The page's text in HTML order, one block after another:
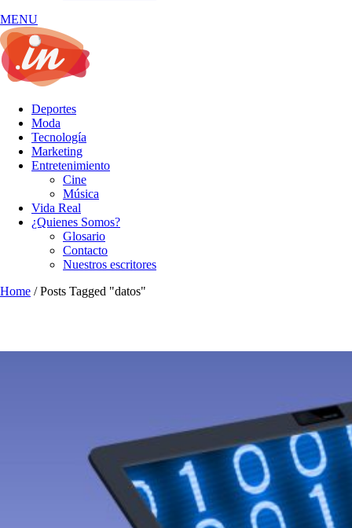
MENU
Deportes
Moda
Tecnología
Marketing
Entretenimiento
Cine
Música
Vida Real
¿Quienes Somos?
Glosario
Contacto
Nuestros escritores
Home /Posts Tagged "datos"